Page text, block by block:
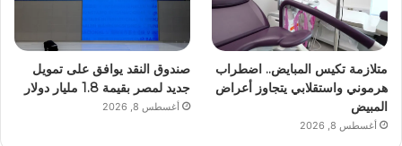
متلازمة تكيس المبايض.. اضطراب
هرموني واستقلابي يتجاوز أعراض
المبيض
أغسطس 8, 2026
صندوق النقد يوافق على تمويل
جديد لمصر بقيمة 1.8 مليار دولار
أغسطس 8, 2026